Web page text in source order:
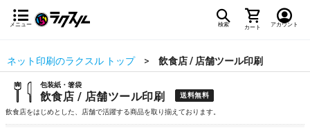
メニュー 検索 カート アカウント
ネット印刷のラクスル トップ 飲食店 / 店舗ツール印刷
包装紙・箸袋
飲食店 / 店舗ツール印刷 送料無料
飲食店をはじめとした、店舗で活躍する商品を取り揃えております。